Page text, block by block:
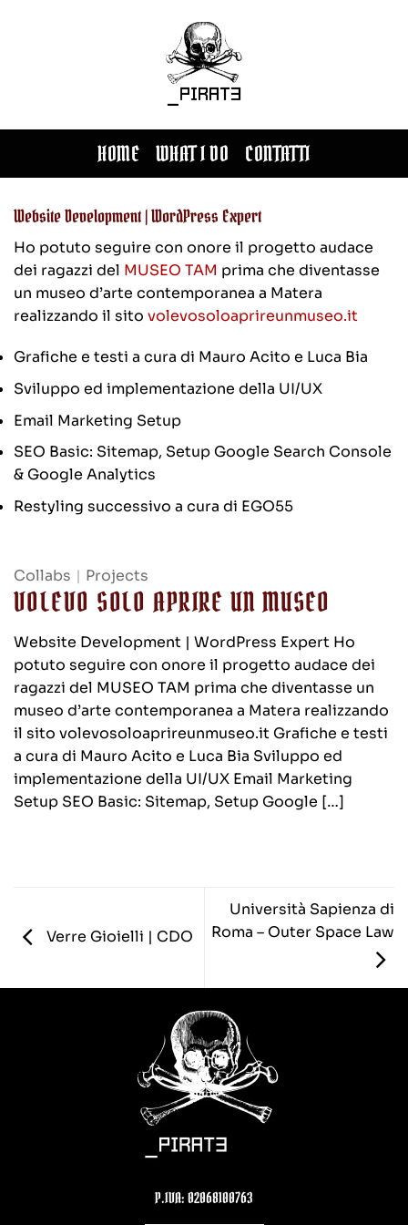
HOME WHAT I DO CONTATTI
Website Development | WordPress Expert
Ho potuto seguire con onore il progetto audace
dei ragazzi del MUSEO TAM prima che diventasse
un museo d’arte contemporanea a Matera
realizzando il sito volevosoloaprireunmuseo.it
Grafiche e testi a cura di Mauro Acito e Luca Bia
Sviluppo ed implementazione della UI/UX
Email Marketing Setup
SEO Basic: Sitemap, Setup Google Search Console
& Google Analytics
Restyling successivo a cura di EGO55
Collabs | Projects
VOLEVO SOLO APRIRE UN MUSEO
Website Development | WordPress Expert Ho
potuto seguire con onore il progetto audace dei
ragazzi del MUSEO TAM prima che diventasse un
museo d’arte contemporanea a Matera realizzando
il sito volevosoloaprireunmuseo.it Grafiche e testi
a cura di Mauro Acito e Luca Bia Sviluppo ed
implementazione della UI/UX Email Marketing
Setup SEO Basic: Sitemap, Setup Google […]
Verre Gioielli | CDO
Università Sapienza di
Roma – Outer Space Law
P.IVA: 02068100763